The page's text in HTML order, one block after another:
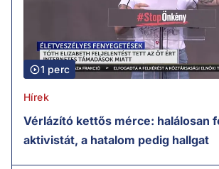
1 perc
Hírek
Vérlázító kettős mérce: halálosan
aktivistát, a hatalom pedig hallgat